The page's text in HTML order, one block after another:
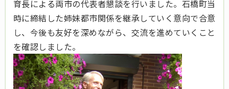
育長による両市の代表者懇談を行いました。石橋町当
時に締結した姉妹都市関係を継承していく意向で合意
し、今後も友好を深めながら、交流を進めていくこと
を確認しました。